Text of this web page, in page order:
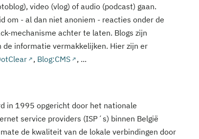
video (vlog) of audio (podcast) gaan.
om - al dan niet anoniem - reacties onder de
mechanisme achter te laten. Blogs zijn
de informatie vermakkelijken. Hier zijn er
, Blog:CMS , ...
in 1995 opgericht door het nationale
service providers (ISP´s) binnen België
de kwaliteit van de lokale verbindingen door